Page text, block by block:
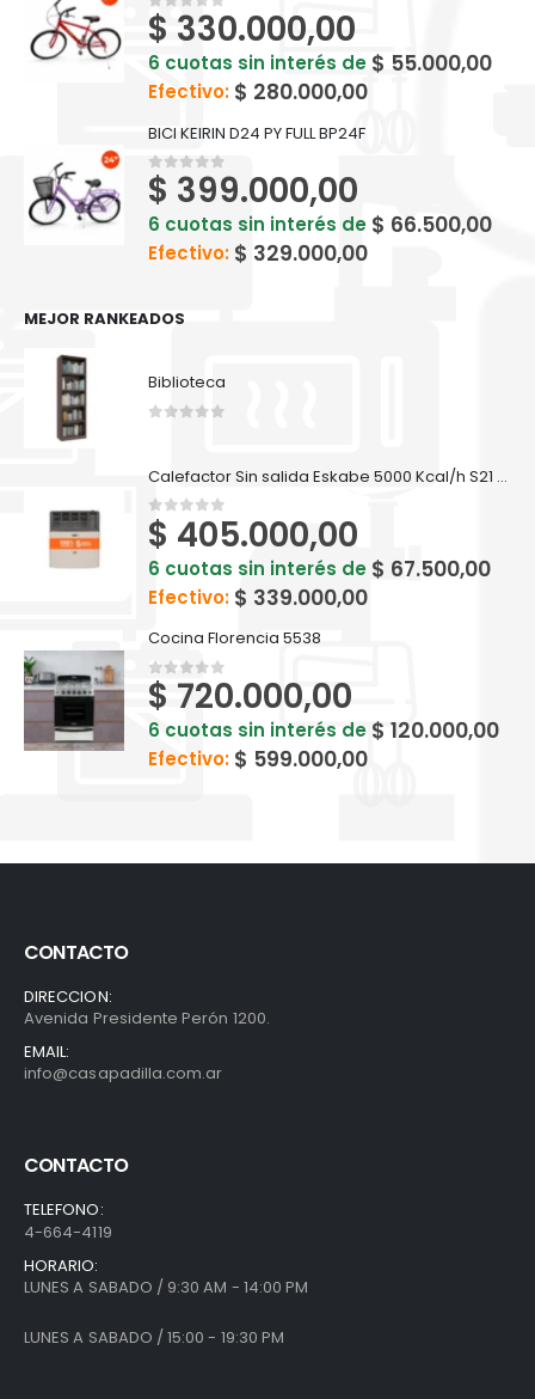
0out of 5
$ 330.000,00
6 cuotas sin interés de $ 55.000,00
Efectivo: $ 280.000,00
BICI KEIRIN D24 PY FULL BP24F
0out of 5
$ 399.000,00
6 cuotas sin interés de $ 66.500,00
Efectivo: $ 329.000,00
MEJOR RANKEADOS
Biblioteca
Calefactor Sin salida Eskabe 5000 Kcal/h S21 S/S5.0 - MX5 P
0out of 5
$ 405.000,00
6 cuotas sin interés de $ 67.500,00
Efectivo: $ 339.000,00
Cocina Florencia 5538
0out of 5
$ 720.000,00
6 cuotas sin interés de $ 120.000,00
Efectivo: $ 599.000,00
CONTACTO
DIRECCION:
Avenida Presidente Perón 1200.
EMAIL:
info@casapadilla.com.ar
CONTACTO
TELEFONO:
4-664-4119
HORARIO:
LUNES A SABADO / 9:30 AM - 14:00 PM
LUNES A SABADO / 15:00 - 19:30 PM